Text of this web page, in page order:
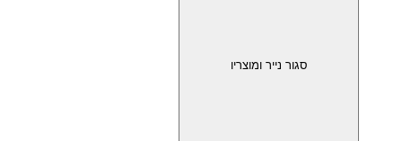
סגור נייר ומוצריו